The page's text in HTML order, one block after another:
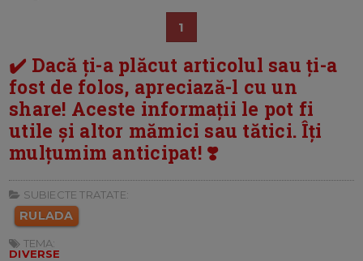
1
✔️ Dacă ți-a plăcut articolul sau ți-a
fost de folos, apreciază-l cu un
share! Aceste informații le pot fi
utile și altor mămici sau tătici. Îți
mulțumim anticipat! ❣️
SUBIECTE TRATATE:
RULADA
TEMA:
DIVERSE